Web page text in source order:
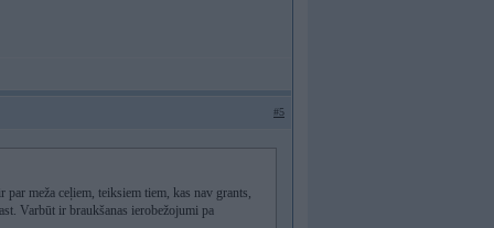
#5
meža ceļiem, teiksiem tiem, kas nav grants,
Varbūt ir braukšanas ierobežojumi pa